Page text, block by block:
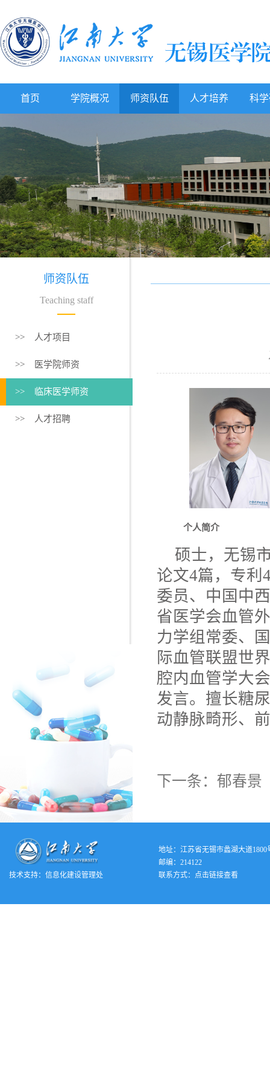
首页 学院概况 师资队伍 人才培养 科
师资队伍
Teaching staff
>> 人才项目
>> 医学院师资
>> 临床医学师资
>> 人才招聘
个人简介
硕士，无锡
论文4篇，专利
委员、中国中
省医学会血管
力学组常委、
际血管联盟世
腔内血管学大
发言。擅长糖
动静脉畸形、
下一条： 郁春景
技术支持： 信息化建设管理处
地址：江苏省无锡市蠡湖大道1800
邮编：214122
联系方式：
点击链接查看